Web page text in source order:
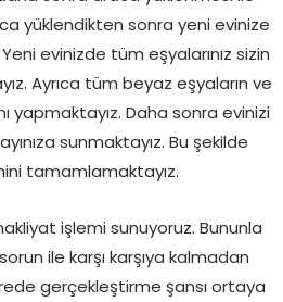
yüklendikten sonra yeni evinize
evinizde tüm eşyalarınız sizin
Ayrıca tüm beyaz eşyaların ve
yapmaktayız. Daha sonra evinizi
sunmaktayız. Bu şekilde
tamamlamaktayız.
işlemi sunuyoruz. Bununla
ile karşı karşıya kalmadan
gerçekleştirme şansı ortaya